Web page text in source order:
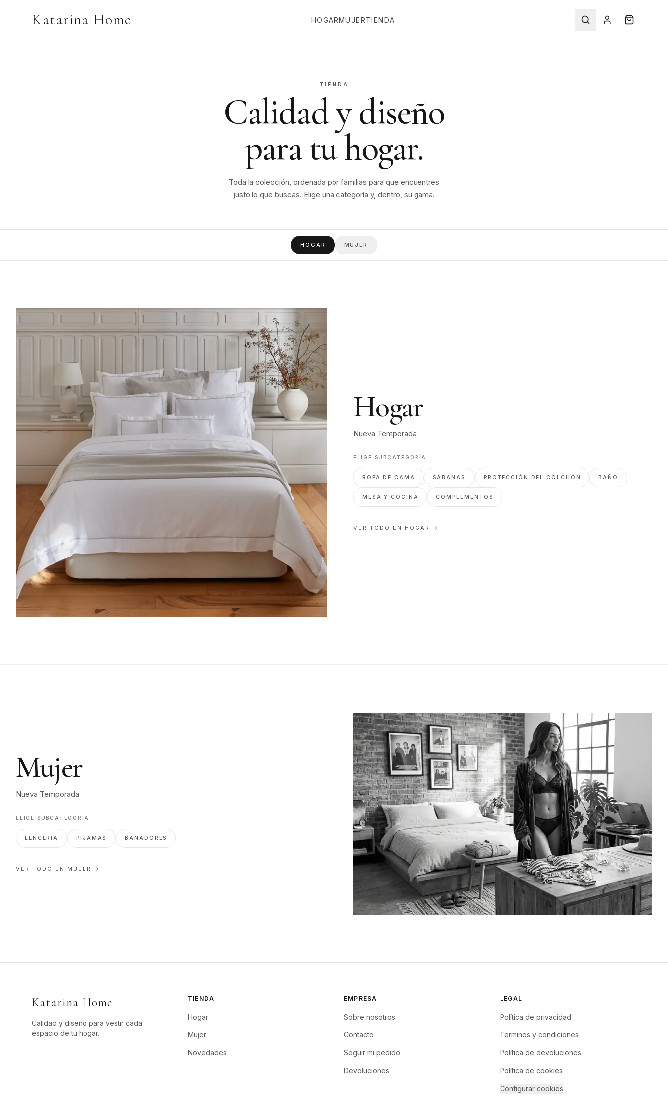
Katarina Home HOGARMUJERTIENDA
TIENDA
Calidad y diseño
para tu hogar.
Toda la colección, ordenada por familias para que encuentres
justo lo que buscas. Elige una categoría y, dentro, su gama.
HOGAR MUJER
Hogar
Nueva Temporada
ELIGE SUBCATEGORÍA
ROPA DE CAMA SÁBANAS PROTECCIÓN DEL COLCHÓN BAÑO
MESA Y COCINA COMPLEMENTOS
VER TODO EN HOGAR →
Mujer
Nueva Temporada
ELIGE SUBCATEGORÍA
LENCERIA PIJAMAS BAÑADORES
VER TODO EN MUJER →
Katarina Home
Calidad y diseño para vestir cada
espacio de tu hogar.
TIENDA
Hogar
Mujer
Novedades
EMPRESA
Sobre nosotros
Contacto
Seguir mi pedido
Devoluciones
LEGAL
Política de privacidad
Terminos y condiciones
Política de devoluciones
Política de cookies
Configurar cookies